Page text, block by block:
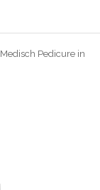
Pedicure in